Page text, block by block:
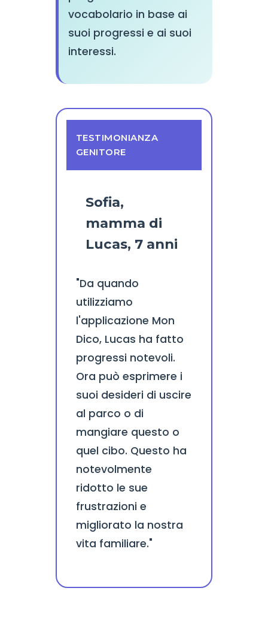
vocabolario in base ai
suoi progressi e ai suoi
interessi.
TESTIMONIANZA
GENITORE
Sofia,
mamma di
Lucas, 7 anni
"Da quando
utilizziamo
l'applicazione Mon
Dico, Lucas ha fatto
progressi notevoli.
Ora può esprimere i
suoi desideri di uscire
al parco o di
mangiare questo o
quel cibo. Questo ha
notevolmente
ridotto le sue
frustrazioni e
migliorato la nostra
vita familiare."